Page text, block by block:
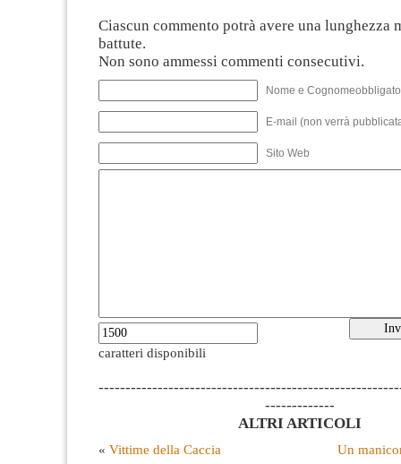
Ciascun commento potrà avere una lunghezza
battute.
Non sono ammessi commenti consecutivi.
Nome e
E-mail (non verrà
Sito Web
caratteri disponibili
-------------
ALTRI ARTICOLI
« Vittime della Caccia Un